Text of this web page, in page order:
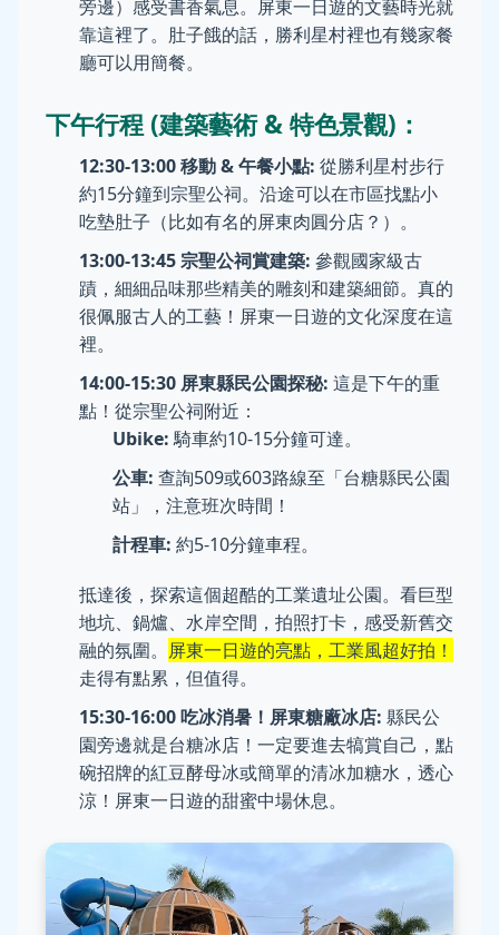
旁邊）感受書香氣息。屏東一日遊的文藝時光就
靠這裡了。肚子餓的話，勝利星村裡也有幾家餐
廳可以用簡餐。
下午行程 (建築藝術 & 特色景觀)：
12:30-13:00 移動 & 午餐小點: 從勝利星村步行
約15分鐘到宗聖公祠。沿途可以在市區找點小
吃墊肚子（比如有名的屏東肉圓分店？）。
13:00-13:45 宗聖公祠賞建築: 參觀國家級古
蹟，細細品味那些精美的雕刻和建築細節。真的
很佩服古人的工藝！屏東一日遊的文化深度在這
裡。
14:00-15:30 屏東縣民公園探秘: 這是下午的重
點！從宗聖公祠附近：
Ubike:騎車約10-15分鐘可達。
公車: 查詢509或603路線至「台糖縣民公園
站」，注意班次時間！
計程車: 約5-10分鐘車程。
抵達後，探索這個超酷的工業遺址公園。看巨型
地坑、鍋爐、水岸空間，拍照打卡，感受新舊交
融的氛圍。 屏東一日遊的亮點，工業風超好拍！
走得有點累，但值得。
15:30-16:00 吃冰消暑！屏東糖廠冰店: 縣民公
園旁邊就是台糖冰店！一定要進去犒賞自己，點
碗招牌的紅豆酵母冰或簡單的清冰加糖水，透心
涼！屏東一日遊的甜蜜中場休息。